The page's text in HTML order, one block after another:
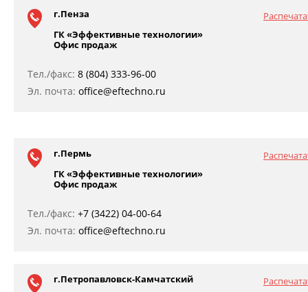
г.Пенза
ГК «Эффективные технологии»
Офис продаж
Тел./факс: 8 (804) 333-96-00
Эл. почта: office@eftechno.ru
г.Пермь
ГК «Эффективные технологии»
Офис продаж
Тел./факс: +7 (3422) 04-00-64
Эл. почта: office@eftechno.ru
г.Петропавловск-Камчатский